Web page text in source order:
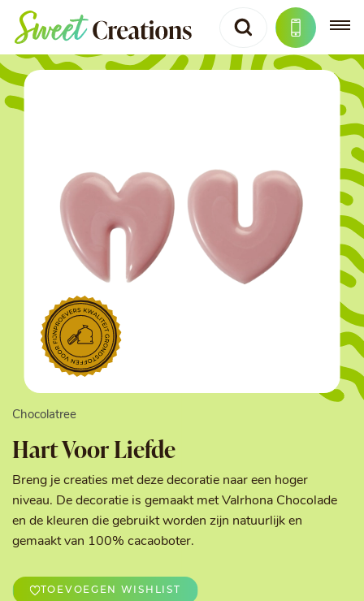
Chocolatree
Hart Voor Liefde
Breng je creaties met deze decoratie naar een hoger
niveau. De decoratie is gemaakt met Valrhona Chocolade
en de kleuren die gebruikt worden zijn natuurlijk en
gemaakt van 100% cacaoboter.
TOEVOEGEN WISHLIST